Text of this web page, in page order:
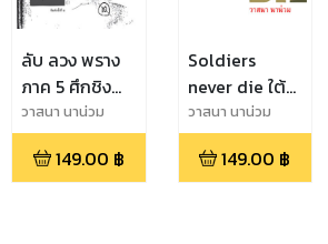
ลับ ลวง พราง
ภาค 5 ศึกชิง
อำนาจ ผ่าแผน
ปฏิวัติเลือด
วาสนา นาน่วม
149.00 ฿
Soldiers
never die ใต้
อุ้งท็อปบู๊ต
วาสนา นาน่วม
149.00 ฿